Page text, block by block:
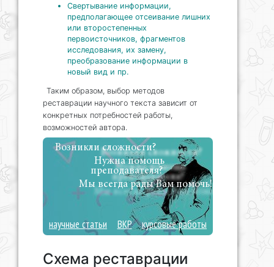
Свертывание информации,
предполагающее отсеивание лишних
или второстепенных
первоисточников, фрагментов
исследования, их замену,
преобразование информации в
новый вид и пр.
Таким образом, выбор методов
реставрации научного текста зависит от
конкретных потребностей работы,
возможностей автора.
Возникли сложности?
Нужна помощь
преподавателя?
Мы всегда рады Вам помочь!
научные статьи ВКР курсовые работы
Схема реставрации